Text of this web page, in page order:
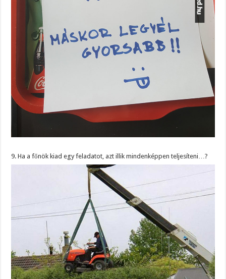
9. Ha a főnök kiad egy feladatot, azt illik mindenképpen teljesíteni…?